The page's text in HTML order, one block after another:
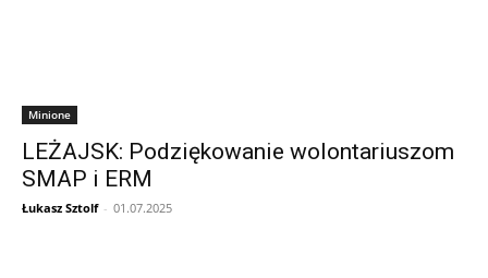
Minione
LEŻAJSK: Podziękowanie wolontariuszom
SMAP i ERM
Łukasz Sztolf - 01.07.2025